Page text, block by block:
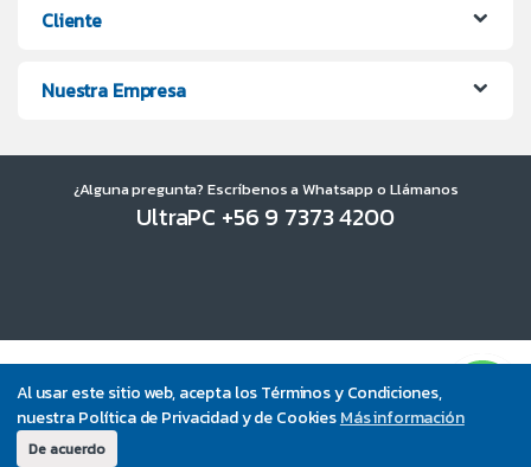
Al usar este sitio web, acepta los Términos y Condiciones,
nuestra Política de Privacidad y de CookiesMás información
De acuerdo
Cliente
Nuestra Empresa
¿Alguna pregunta? Escríbenos a Whatsapp o Llámanos
UltraPC +56 9 7373 4200